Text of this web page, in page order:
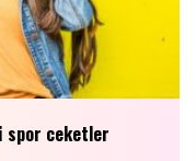
spor ceketler